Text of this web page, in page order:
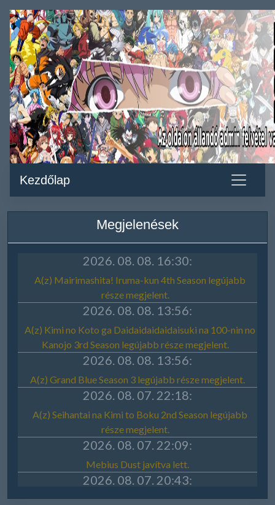
Kezdőlap
Megjelenések